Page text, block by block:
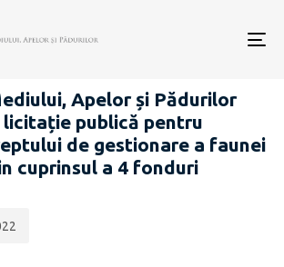
Apelor și Pădurilor
licitație publică pentru
de gestionare a faunei
cuprinsul a 4 fonduri